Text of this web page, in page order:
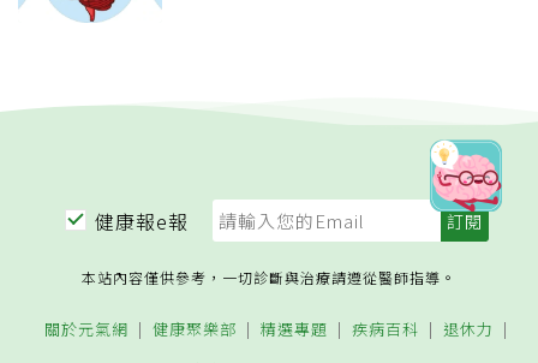
健康報e報
本站內容僅供參考，一切診斷與治療請遵從醫師指導。
關於元氣網 健康聚樂部 精選專題 疾病百科
退休力